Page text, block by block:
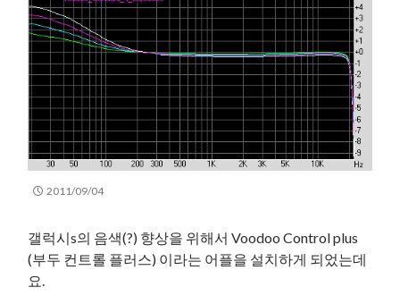
2011/09/04
갤럭시s의 음색(?) 향상을 위해서 Voodoo Control plus
(부두 컨트롤 플러스) 이라는 어플을 설치하게 되었는데
요.